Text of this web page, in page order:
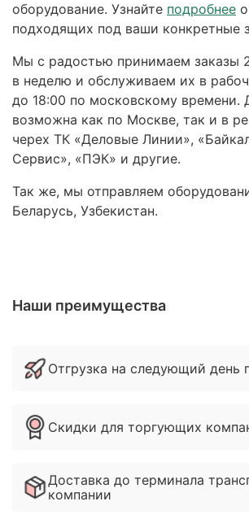
оборудование. Узнайте подробнее
подходящих под ваши конкретные
Мы с радостью принимаем заказы
в неделю и обслуживаем их в
до 18:00 по московскому времени.
возможна как по Москве, так и в
черех ТК «Деловые Линии»,
Сервис», «ПЭК» и другие.
Так же, мы отправляем
Беларусь, Узбекистан.
Наши преимущества
Отгрузка на следующий день
Скидки для торгующих
Доставка до терминала
компании